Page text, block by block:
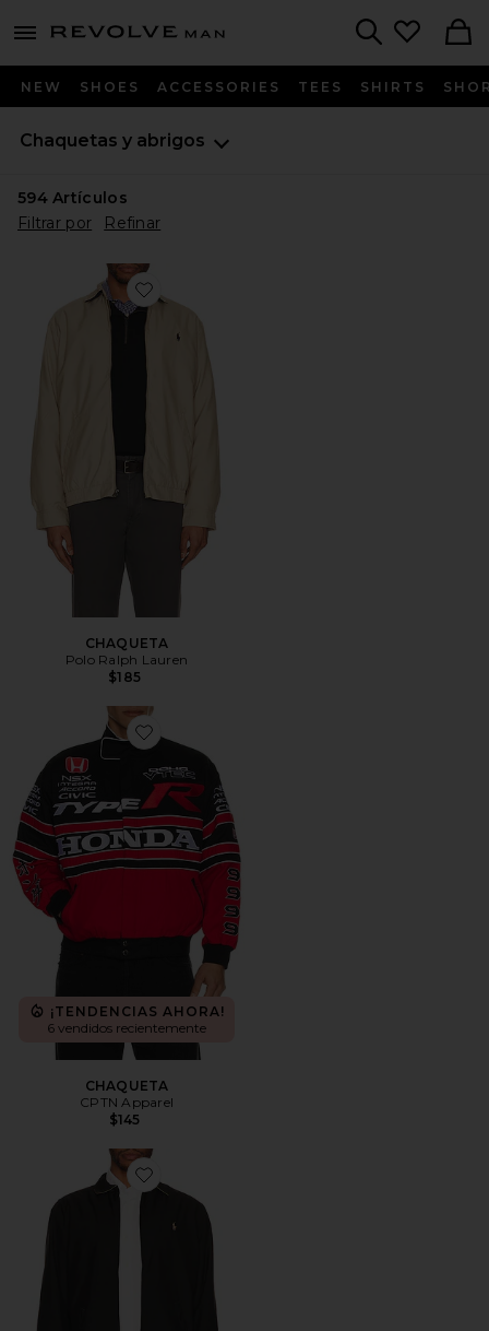
menu - shows more content
Revolve
NEW SHOES ACCESSORIES TEES SHIRTS
Chaquetas y abrigos
594Artículos
Filtrar por
Refinar
Favorite CHAQUETA
CHAQUETA
Polo Ralph Lauren
$185
Favorite CHAQUETA
¡TENDENCIAS AHORA!
6 vendidos recientemente
CHAQUETA
CPTN Apparel
$145
Favorite CHAQUETA